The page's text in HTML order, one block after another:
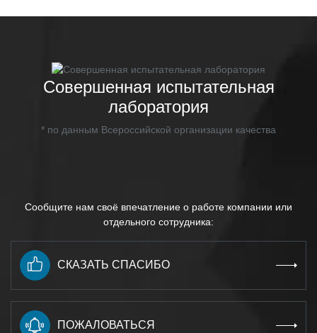
Совершенная испытательная
лаборатория
* по данным Всероссийской организации качества
Сообщите нам своё впечатление о работе компании или
отдельного сотрудника:
СКАЗАТЬ СПАСИБО
ПОЖАЛОВАТЬСЯ